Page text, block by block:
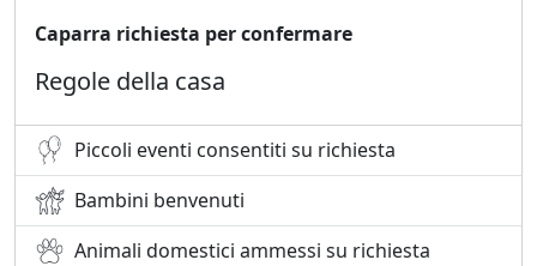
Caparra richiesta per confermare
Regole della casa
Piccoli eventi consentiti su richiesta
Bambini benvenuti
Animali domestici ammessi su richiesta